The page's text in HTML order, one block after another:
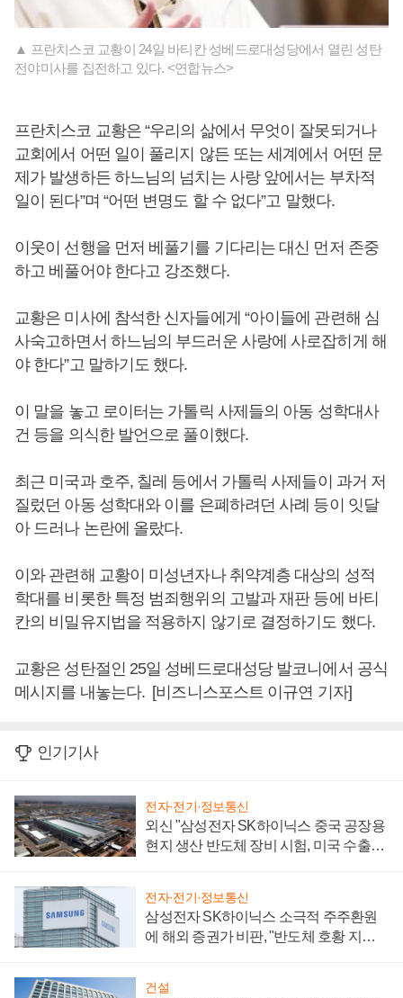
▲ 프란치스코 교황이 24일 바티칸 성베드로대성당에서 열린 성탄
전야미사를 집전하고 있다. <연합뉴스>
프란치스코 교황은 “우리의 삶에서 무엇이 잘못되거나
교회에서 어떤 일이 풀리지 않든 또는 세계에서 어떤 문
제가 발생하든 하느님의 넘치는 사랑 앞에서는 부차적
일이 된다”며 “어떤 변명도 할 수 없다”고 말했다.
이웃이 선행을 먼저 베풀기를 기다리는 대신 먼저 존중
하고 베풀어야 한다고 강조했다.
교황은 미사에 참석한 신자들에게 “아이들에 관련해 심
사숙고하면서 하느님의 부드러운 사랑에 사로잡히게 해
야 한다”고 말하기도 했다.
이 말을 놓고 로이터는 가톨릭 사제들의 아동 성학대사
건 등을 의식한 발언으로 풀이했다.
최근 미국과 호주, 칠레 등에서 가톨릭 사제들이 과거 저
질렀던 아동 성학대와 이를 은폐하려던 사례 등이 잇달
아 드러나 논란에 올랐다.
이와 관련해 교황이 미성년자나 취약계층 대상의 성적
학대를 비롯한 특정 범죄행위의 고발과 재판 등에 바티
칸의 비밀유지법을 적용하지 않기로 결정하기도 했다.
교황은 성탄절인 25일 성베드로대성당 발코니에서 공식
메시지를 내놓는다. [비즈니스포스트 이규연 기자]
인기기사
전자·전기·정보통신
외신 "삼성전자 SK하이닉스 중국 공장용
현지 생산 반도체 장비 시험, 미국 수출통
전자·전기·정보통신
삼성전자 SK하이닉스 소극적 주주환원
에 해외 증권가 비판, "반도체 호황 지속
건설